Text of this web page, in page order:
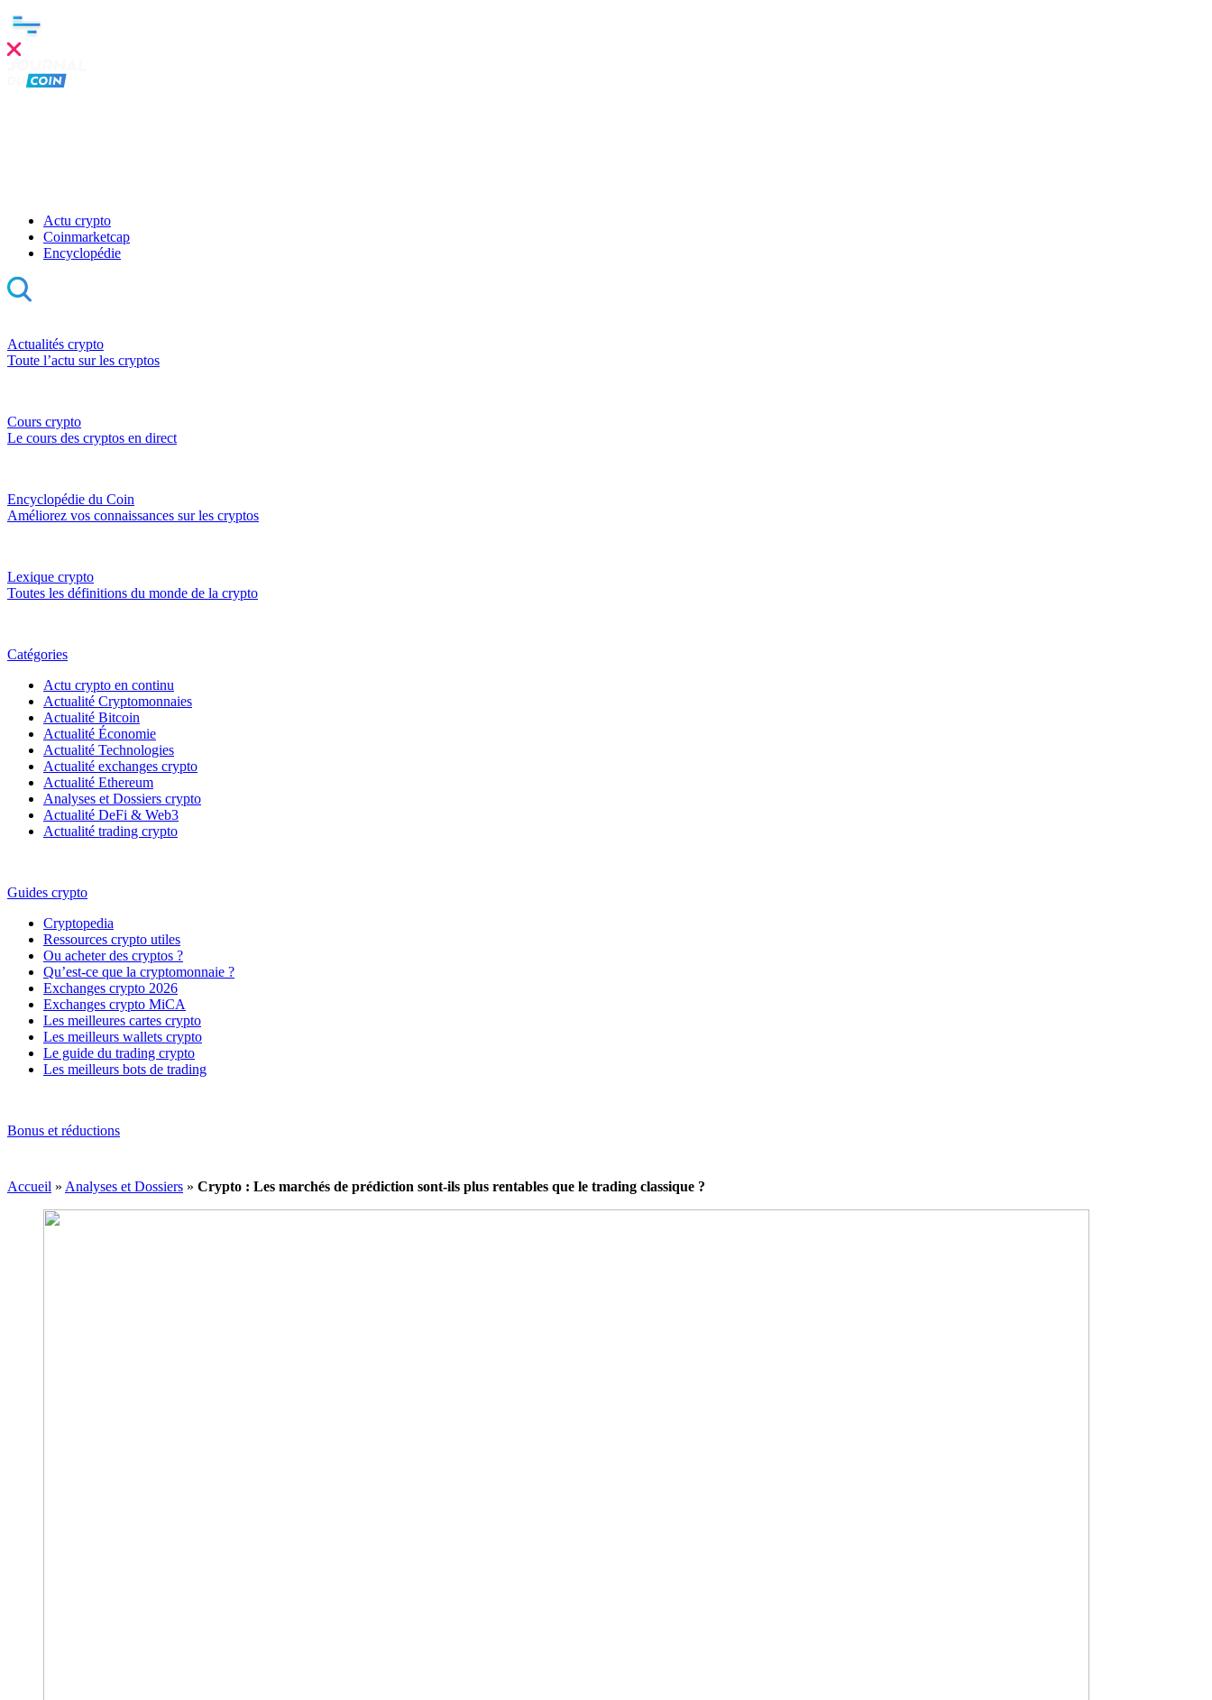
Actu crypto
Coinmarketcap
Encyclopédie
Actualités crypto
Toute l’actu sur les cryptos
Cours crypto
Le cours des cryptos en direct
Encyclopédie du Coin
Améliorez vos connaissances sur les cryptos
Lexique crypto
Toutes les définitions du monde de la crypto
Catégories
Actu crypto en continu
Actualité Cryptomonnaies
Actualité Bitcoin
Actualité Économie
Actualité Technologies
Actualité exchanges crypto
Actualité Ethereum
Analyses et Dossiers crypto
Actualité DeFi & Web3
Actualité trading crypto
Guides crypto
Cryptopedia
Ressources crypto utiles
Ou acheter des cryptos ?
Qu’est-ce que la cryptomonnaie ?
Exchanges crypto 2026
Exchanges crypto MiCA
Les meilleures cartes crypto
Les meilleurs wallets crypto
Le guide du trading crypto
Les meilleurs bots de trading
Bonus et réductions
Accueil » Analyses et Dossiers » Crypto : Les marchés de prédiction sont-ils plus rentables que le trading classique ?